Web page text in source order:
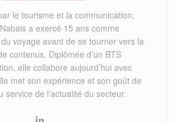
le tourisme et la communication,
a exercé 15 ans comme
voyage avant de se tourner vers la
contenus. Diplômée d’un BTS
elle collabore aujourd’hui avec
met son expérience et son goût de
service de l’actualité du secteur.